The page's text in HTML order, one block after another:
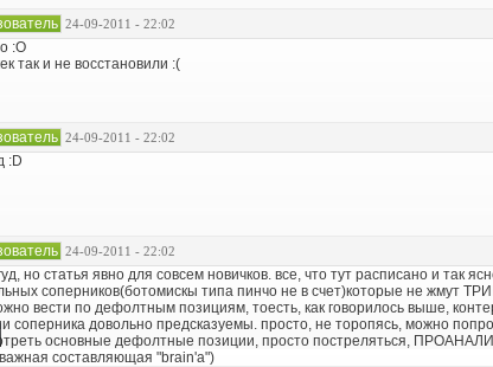
24-09-2011 - 22:02
:O
так и не восстановили :(
24-09-2011 - 22:02
:D
24-09-2011 - 22:02
но статья явно для совсем новичков. все, что тут расписано и так
соперников(ботомискы типа пинчо не в счет)которые не жмут
вести по дефолтным позициям, тоесть, как говорилось выше,
соперника довольно предсказуемы. просто, не торопясь, можно
основные дефолтные позиции, просто постреляться,
составляющая "brain'a")